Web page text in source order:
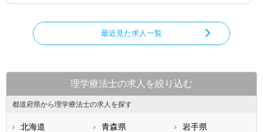
最近見た求人一覧
理学療法士の求人を絞り込む
都道府県から理学療法士の求人を探す
北海道 青森県
岩手県